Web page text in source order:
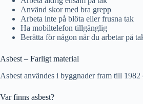
Använd skor med bra grepp
Arbeta inte på blöta eller frusna tak
Ha mobiltelefon tillgänglig
Berätta för någon när du arbetar på
Asbest – Farligt material
Asbest användes i byggnader fram till
Var finns asbest?